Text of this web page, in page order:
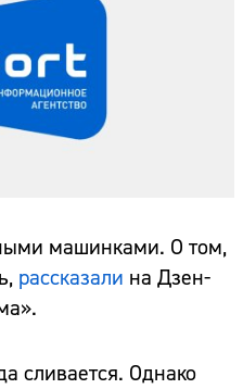
машинками. О том,
рассказали на Дзен-
сливается. Однако